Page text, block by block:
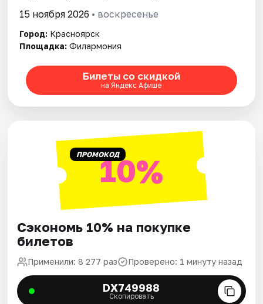
Рейтинги
15 ноября 2026 • воскресенье
Город: Красноярск
Площадка: Филармония
Билеты со скидкой
на Яндекс Афише
ПРОМОКОД10%
Сэкономь 10% на покупке
билетов
Применили: 8 277 раз Проверено: 1 минуту назад
DX749988
Скопировать